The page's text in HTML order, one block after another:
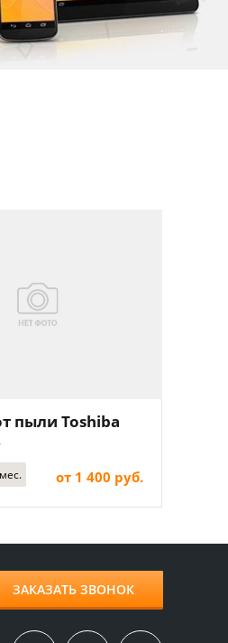
пыли Toshiba
от 1 400 руб.
ЗАКАЗАТЬ ЗВОНОК